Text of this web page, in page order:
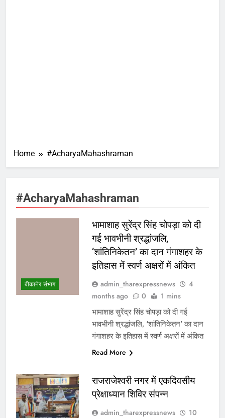
Home #AcharyaMahashraman
#AcharyaMahashraman
बीकानेर संभाग
भामाशाह सुरेंद्र सिंह चोपड़ा को दी
गई भावभीनी श्रद्धांजलि,
‘शांतिनिकेतन’ का दान गंगाशहर के
इतिहास में स्वर्ण अक्षरों में अंकित
admin_tharexpressnews
4
months ago
0 1 mins
भामाशाह सुरेंद्र सिंह चोपड़ा को दी गई
भावभीनी श्रद्धांजलि, ‘शांतिनिकेतन’ का दान
गंगाशहर के इतिहास में स्वर्ण अक्षरों में अंकित
Read More
राजराजेश्वरी नगर में एकदिवसीय
प्रेक्षाध्यान शिविर संपन्न
admin_tharexpressnews
10